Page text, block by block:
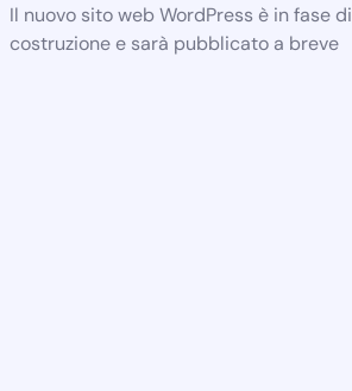
Il nuovo sito web WordPress è in fase di
costruzione e sarà pubblicato a breve